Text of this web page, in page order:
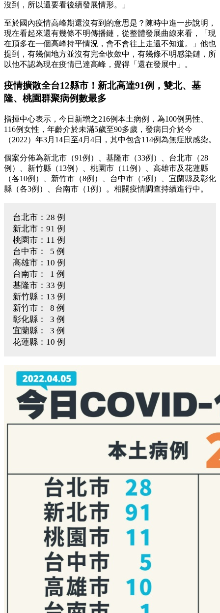
沒到，所以還要看後續發展情形。」
至於國內疫情高峰期還沒有到的意思是？陳時中進一步說明，
現在看起來還有幾條不明傳播鏈，從整體發展曲線來看，「現
在頂多在一個高峰持平情況，會不會往上走還不知道。」他也
提到，有幾個地方並沒有完全收斂中，有幾條不明感染鏈，所
以他不認為現在疫情已達高峰，覺得「還在發展中」。
疫情擴散全台12縣市！新北高達91例，雙北、基
隆、桃園群聚病例數最多
指揮中心表示，今日新增之216例本土病例，為100例男性、
116例女性，年齡介於未滿5歲至90多歲，發病日介於今
（2022）年3月14日至4月4日，其中包含114例為無症狀感染。
個案分佈為新北市（91例）、基隆市（33例）、台北市（28
例）、新竹縣（13例）、桃園市（11例）、高雄市及花蓮縣
（各10例）、新竹市（8例）、台中市（5例）、宜蘭縣及彰化
縣（各3例）、台南市（1例）。相關疫情調查持續進行中。
台北市：28 例
新北市：91 例
桃園市：11 例
台中市： 5 例
高雄市：10 例
台南市： 1 例
基隆市：33 例
新竹縣：13 例
新竹市： 8 例
彰化縣： 3 例
宜蘭縣： 3 例
花蓮縣：10 例